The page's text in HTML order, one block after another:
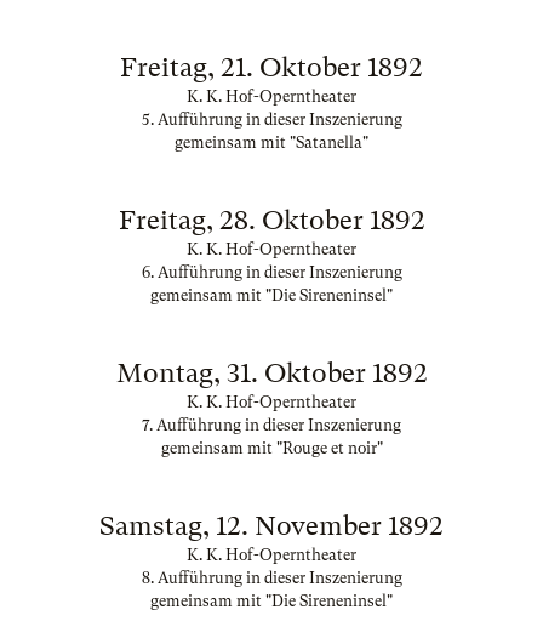
Freitag, 21. Oktober 1892
K. K. Hof-Operntheater
5. Aufführung in dieser Inszenierung
gemeinsam mit "Satanella"
Freitag, 28. Oktober 1892
K. K. Hof-Operntheater
6. Aufführung in dieser Inszenierung
gemeinsam mit "Die Sireneninsel"
Montag, 31. Oktober 1892
K. K. Hof-Operntheater
7. Aufführung in dieser Inszenierung
gemeinsam mit "Rouge et noir"
Samstag, 12. November 1892
K. K. Hof-Operntheater
8. Aufführung in dieser Inszenierung
gemeinsam mit "Die Sireneninsel"